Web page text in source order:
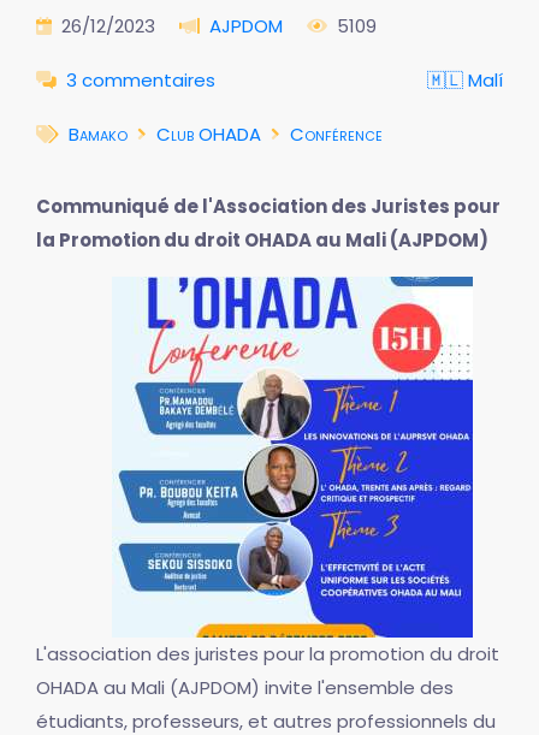
26/12/2023 AJPDOM 5109
3 commentaires 🇲🇱 Malí
Bamako Club OHADA Conférence
Communiqué de l'Association des Juristes pour
la Promotion du droit OHADA au Mali (AJPDOM)
L'association des juristes pour la promotion du droit
OHADA au Mali (AJPDOM) invite l'ensemble des
étudiants, professeurs, et autres professionnels du